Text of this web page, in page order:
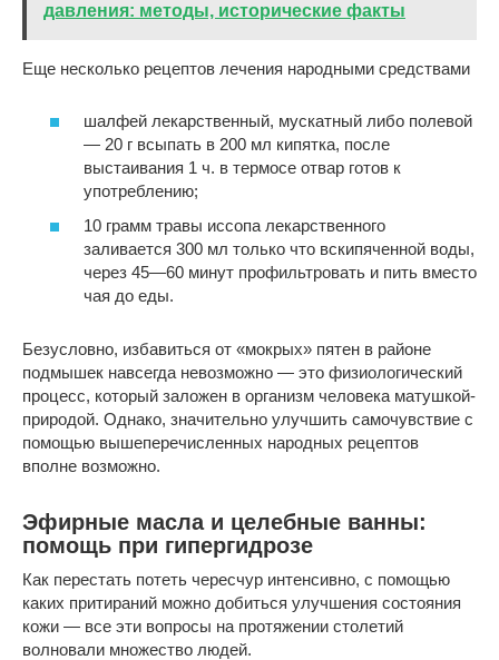
давления: методы, исторические факты
Еще несколько рецептов лечения народными средствами
шалфей лекарственный, мускатный либо полевой
— 20 г всыпать в 200 мл кипятка, после
выстаивания 1 ч. в термосе отвар готов к
употреблению;
10 грамм травы иссопа лекарственного
заливается 300 мл только что вскипяченной воды,
через 45—60 минут профильтровать и пить вместо
чая до еды.
Безусловно, избавиться от «мокрых» пятен в районе
подмышек навсегда невозможно — это физиологический
процесс, который заложен в организм человека матушкой-
природой. Однако, значительно улучшить самочувствие с
помощью вышеперечисленных народных рецептов
вполне возможно.
Эфирные масла и целебные ванны:
помощь при гипергидрозе
Как перестать потеть чересчур интенсивно, с помощью
каких притираний можно добиться улучшения состояния
кожи — все эти вопросы на протяжении столетий
волновали множество людей.